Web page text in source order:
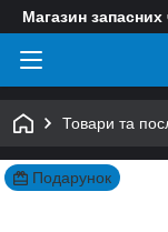
Магазин
Товари та
Подарунок